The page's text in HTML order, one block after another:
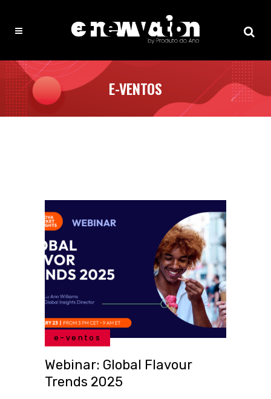
E-VENTOS
e-ventos
Webinar: Global Flavour
Trends 2025